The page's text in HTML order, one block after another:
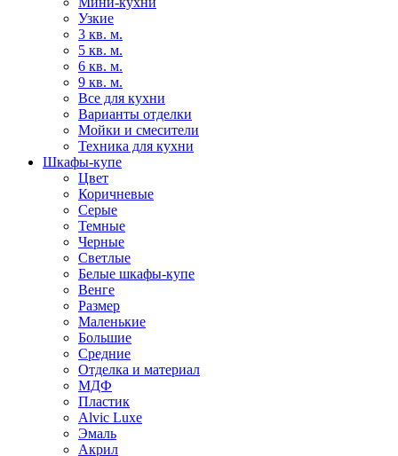
Узкие
3 кв. м.
5 кв. м.
6 кв. м.
9 кв. м.
Все для кухни
Варианты отделки
Мойки и смесители
Техника для кухни
Шкафы-купе
Цвет
Коричневые
Серые
Темные
Черные
Светлые
Белые шкафы-купе
Венге
Размер
Маленькие
Большие
Средние
Отделка и материал
МДФ
Пластик
Alvic Luxe
Эмаль
Акрил